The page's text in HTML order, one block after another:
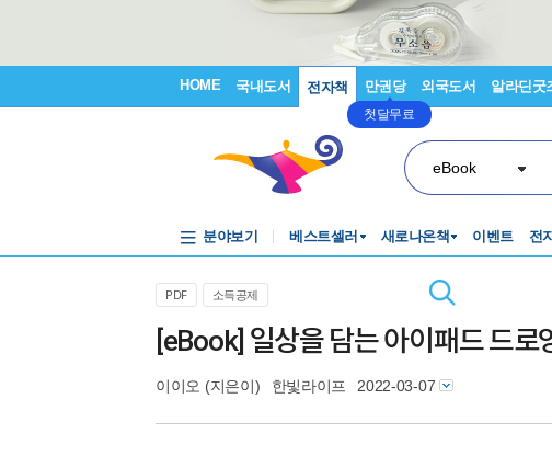
HOME 국내도서 전자책 만권당
첫달무료
외국도서 알라딘굿
eBook
분야보기 베스트셀러 새로나온책 이벤트 전
PDF 소득공제
[eBook] 일상을 담는 아이패드 드로
이이오 (지은이) 한빛라이프 2022-03-07